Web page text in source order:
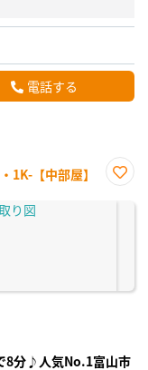
電話する
1K-【中部屋】
に入
8分♪人気No.1富山市